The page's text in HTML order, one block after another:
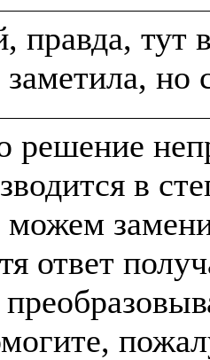
правда, тут
решение
в
можем
ответ